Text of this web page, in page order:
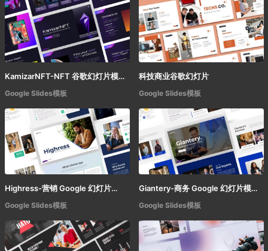
KamizarNFT-NFT 谷歌幻灯片模板
Google Slides模板
科技商业谷歌幻灯片
Google Slides模板
Highress-营销 Google 幻灯片模板
Google Slides模板
Giantery-商务 Google 幻灯片模板
Google Slides模板